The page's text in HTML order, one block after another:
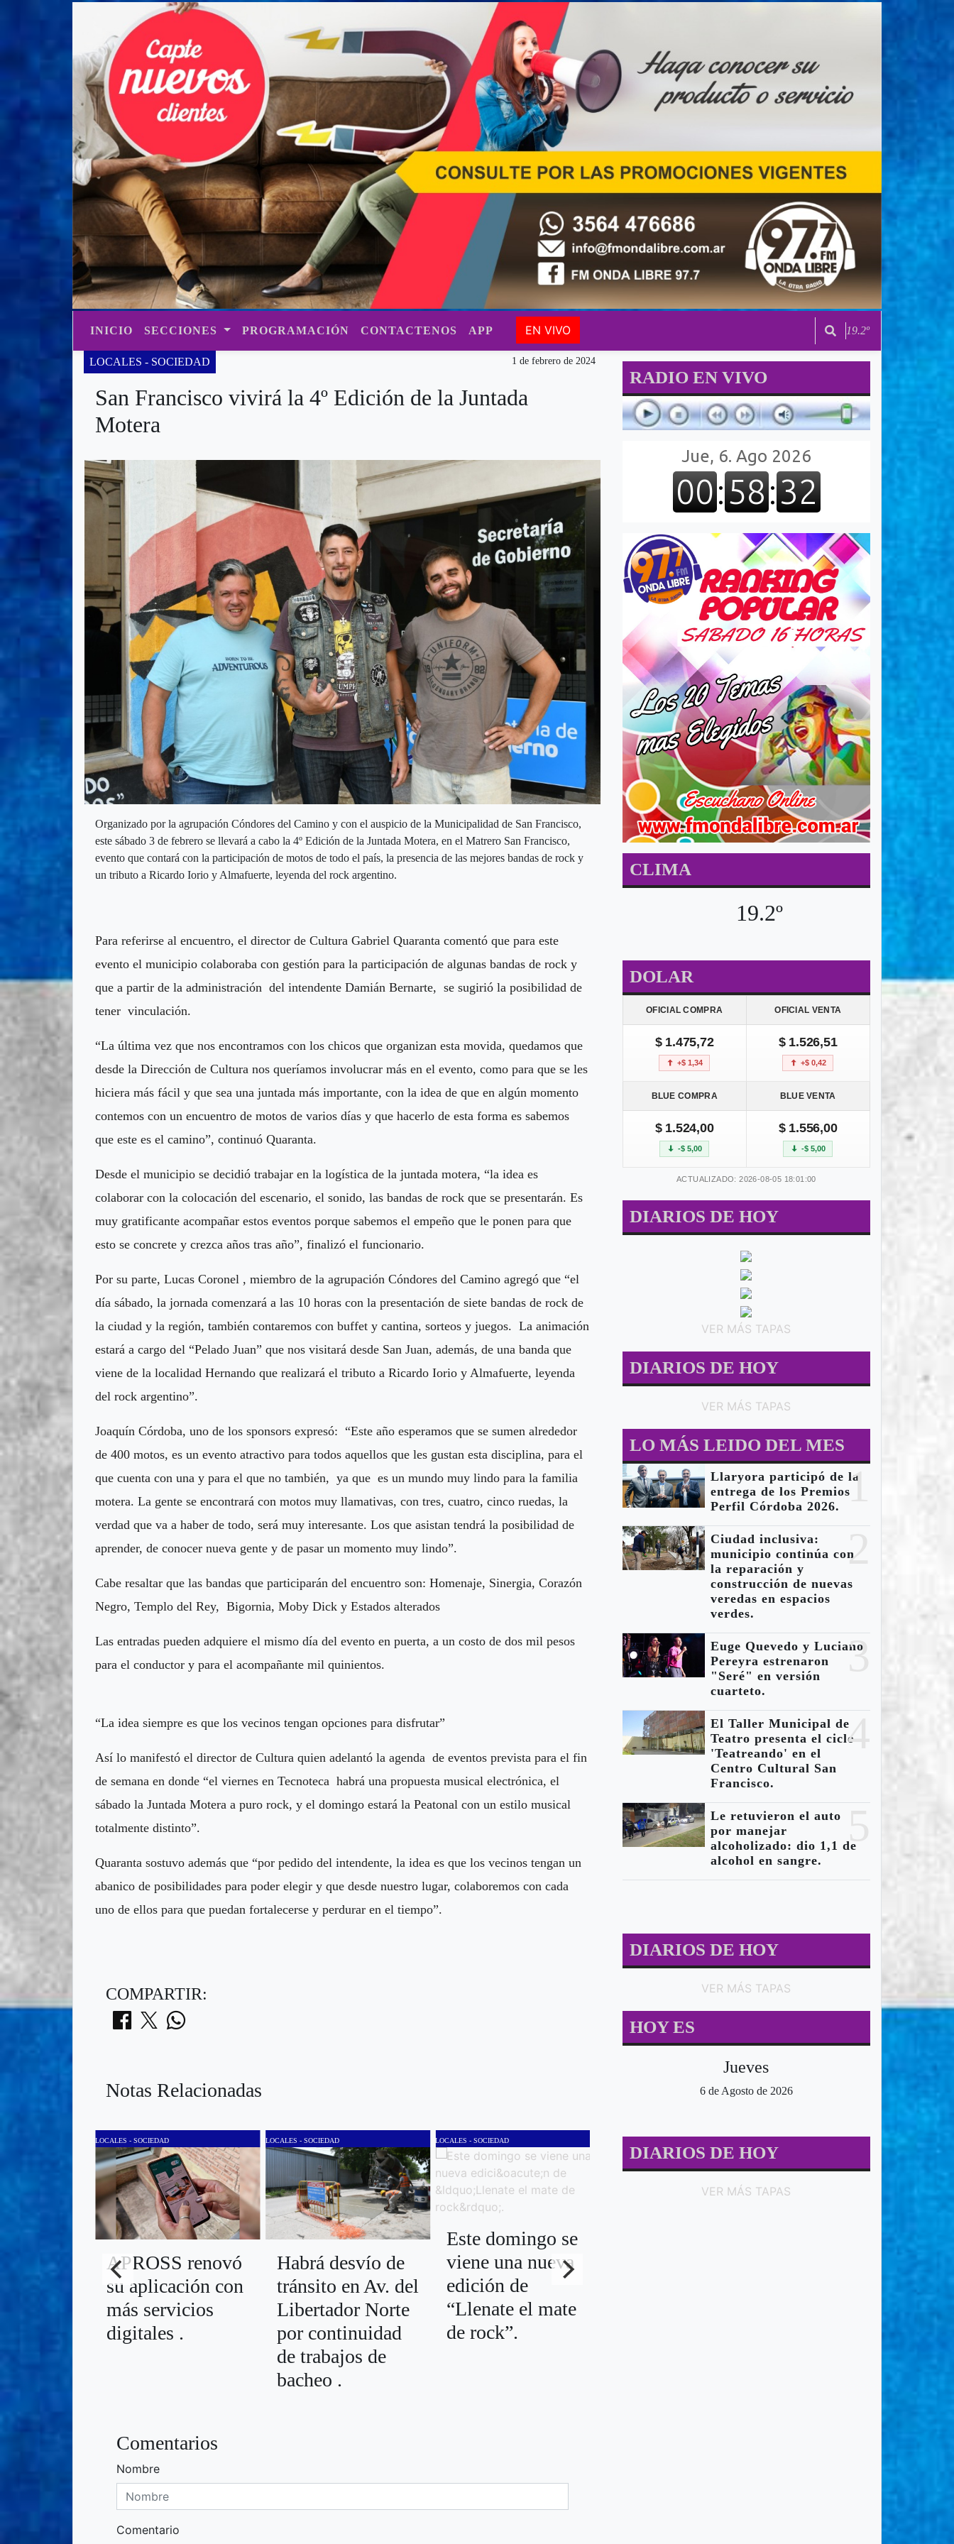
INICIO SECCIONES PROGRAMACIÓN CONTACTENOS APP EN VIVO 19.2º
LOCALES - SOCIEDAD 1 de febrero de 2024
San Francisco vivirá la 4º Edición de la Juntada
Motera
Organizado por la agrupación Cóndores del Camino y con el auspicio de la Municipalidad de San Francisco,
este sábado 3 de febrero se llevará a cabo la 4º Edición de la Juntada Motera, en el Matrero San Francisco,
evento que contará con la participación de motos de todo el país, la presencia de las mejores bandas de rock y
un tributo a Ricardo Iorio y Almafuerte, leyenda del rock argentino.
Para referirse al encuentro, el director de Cultura Gabriel Quaranta comentó que para este
evento el municipio colaboraba con gestión para la participación de algunas bandas de rock y
que a partir de la administración del intendente Damián Bernarte, se sugirió la posibilidad de
tener vinculación.
“La última vez que nos encontramos con los chicos que organizan esta movida, quedamos que
desde la Dirección de Cultura nos queríamos involucrar más en el evento, como para que se les
hiciera más fácil y que sea una juntada más importante, con la idea de que en algún momento
contemos con un encuentro de motos de varios días y que hacerlo de esta forma es sabemos
que este es el camino”, continuó Quaranta.
Desde el municipio se decidió trabajar en la logística de la juntada motera, “la idea es
colaborar con la colocación del escenario, el sonido, las bandas de rock que se presentarán. Es
muy gratificante acompañar estos eventos porque sabemos el empeño que le ponen para que
esto se concrete y crezca años tras año”, finalizó el funcionario.
Por su parte, Lucas Coronel , miembro de la agrupación Cóndores del Camino agregó que “el
día sábado, la jornada comenzará a las 10 horas con la presentación de siete bandas de rock de
la ciudad y la región, también contaremos con buffet y cantina, sorteos y juegos. La animación
estará a cargo del “Pelado Juan” que nos visitará desde San Juan, además, de una banda que
viene de la localidad Hernando que realizará el tributo a Ricardo Iorio y Almafuerte, leyenda
del rock argentino”.
Joaquín Córdoba, uno de los sponsors expresó: “Este año esperamos que se sumen alrededor
de 400 motos, es un evento atractivo para todos aquellos que les gustan esta disciplina, para el
que cuenta con una y para el que no también, ya que es un mundo muy lindo para la familia
motera. La gente se encontrará con motos muy llamativas, con tres, cuatro, cinco ruedas, la
verdad que va a haber de todo, será muy interesante. Los que asistan tendrá la posibilidad de
aprender, de conocer nueva gente y de pasar un momento muy lindo”.
Cabe resaltar que las bandas que participarán del encuentro son: Homenaje, Sinergia, Corazón
Negro, Templo del Rey, Bigornia, Moby Dick y Estados alterados
Las entradas pueden adquiere el mismo día del evento en puerta, a un costo de dos mil pesos
para el conductor y para el acompañante mil quinientos.
“La idea siempre es que los vecinos tengan opciones para disfrutar”
Así lo manifestó el director de Cultura quien adelantó la agenda de eventos prevista para el fin
de semana en donde “el viernes en Tecnoteca habrá una propuesta musical electrónica, el
sábado la Juntada Motera a puro rock, y el domingo estará la Peatonal con un estilo musical
totalmente distinto”.
Quaranta sostuvo además que “por pedido del intendente, la idea es que los vecinos tengan un
abanico de posibilidades para poder elegir y que desde nuestro lugar, colaboremos con cada
uno de ellos para que puedan fortalecerse y perdurar en el tiempo”.
COMPARTIR:
Notas Relacionadas
LOCALES - SOCIEDAD
APROSS renovó
su aplicación con
más servicios
digitales .
LOCALES - SOCIEDAD
Habrá desvío de
tránsito en Av. del
Libertador Norte
por continuidad
de trabajos de
bacheo .
LOCALES - SOCIEDAD
Este domingo se
viene una nueva
edición de
“Llenate el mate
de rock”.
Nueva fecha del
“Llenate el Mate
Comentarios
Nombre
Comentario
RADIO EN VIVO
CLIMA
19.2º
DOLAR
OFICIAL COMPRA OFICIAL VENTA
$ 1.475,72
+$ 1,34
$ 1.526,51
+$ 0,42
BLUE COMPRA BLUE VENTA
$ 1.524,00
-$ 5,00
$ 1.556,00
-$ 5,00
ACTUALIZADO: 2026-08-05 18:01:00
DIARIOS DE HOY
VER MÁS TAPAS
DIARIOS DE HOY
VER MÁS TAPAS
LO MÁS LEIDO DEL MES
1
Llaryora participó de la
entrega de los Premios
Perfil Córdoba 2026.
2
Ciudad inclusiva:
municipio continúa con
la reparación y
construcción de nuevas
veredas en espacios
verdes.
3
Euge Quevedo y Luciano
Pereyra estrenaron
"Seré" en versión
cuarteto.
4
El Taller Municipal de
Teatro presenta el ciclo
'Teatreando' en el
Centro Cultural San
Francisco.
Le retuvieron el auto
por manejar
alcoholizado: dio 1,1 de
alcohol en sangre.
DIARIOS DE HOY
VER MÁS TAPAS
HOY ES
Jueves
6 de Agosto de 2026
DIARIOS DE HOY
VER MÁS TAPAS